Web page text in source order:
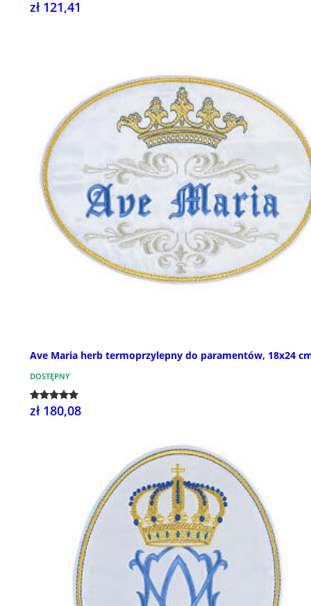
zł 121,41
Ave Maria herb termoprzylepny do paramentów, 18x24
DOSTĘPNY
zł 180,08